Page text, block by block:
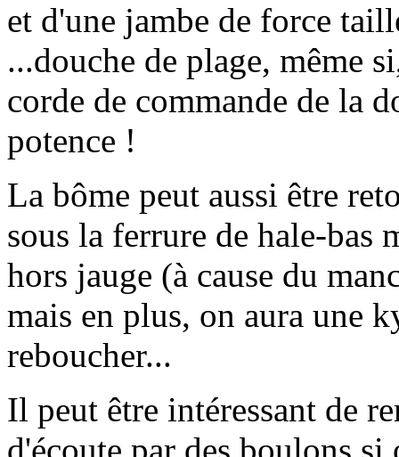
et d'une jambe de force
...douche de plage, même
corde de commande de la
potence !
La bôme peut aussi être
sous la ferrure de hale-bas
hors jauge (à cause du
mais en plus, on aura une
reboucher...
Il peut être intéressant de